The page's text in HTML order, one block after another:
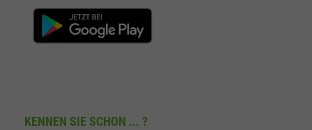
KENNEN SIE SCHON ... ?